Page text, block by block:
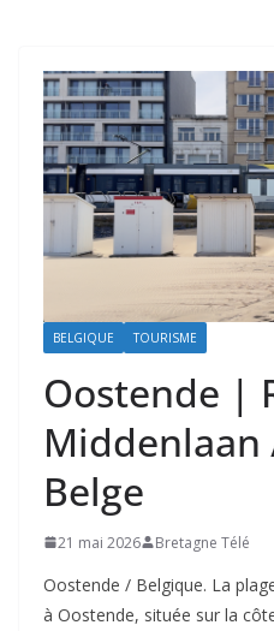
BELGIQUE TOURISME
Oostende |
Middenlaan
Belge
21 mai 2026 Bretagne Télé
Oostende / Belgique. La
à Oostende, située sur la